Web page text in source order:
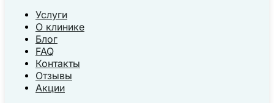
Услуги
О клинике
Блог
FAQ
Контакты
Отзывы
Акции